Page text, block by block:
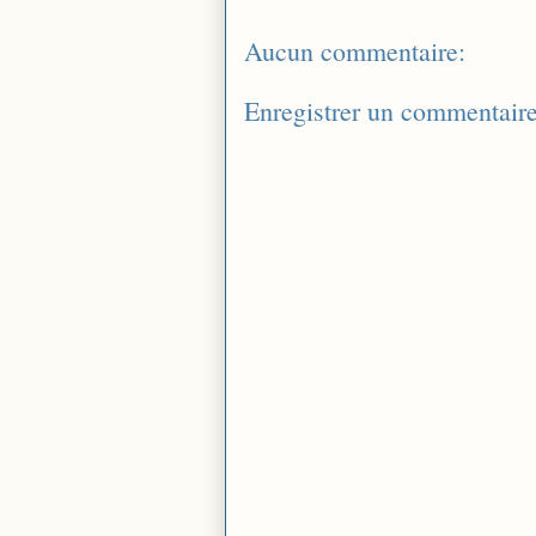
Aucun commentaire:
Enregistrer un